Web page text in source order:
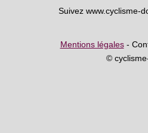
Suivez www.cyclisme-
Mentions légales-
©